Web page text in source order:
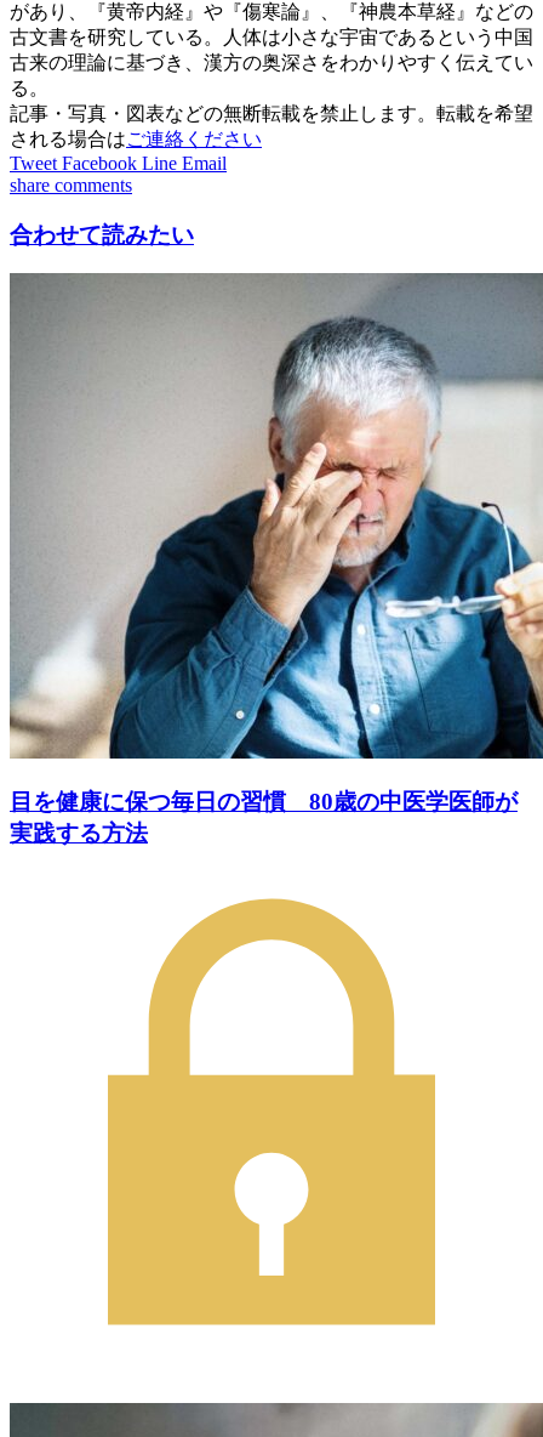
があり、『黄帝内経』や『傷寒論』、『神農本草経』などの
古文書を研究している。人体は小さな宇宙であるという中国
古来の理論に基づき、漢方の奥深さをわかりやすく伝えてい
る。
記事・写真・図表などの無断転載を禁止します。転載を希望
される場合はご連絡ください
Tweet Facebook Line Email
share comments
合わせて読みたい
目を健康に保つ毎日の習慣 80歳の中医学医師が
実践する方法